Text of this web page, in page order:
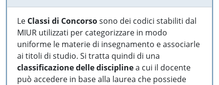
Le Classi di Concorsosono dei codici stabiliti dal
MIUR utilizzati per categorizzare in modo
uniforme le materie di insegnamento e associarle
ai titoli di studio. Si tratta quindi di una
classificazione delle disciplinea cui il docente
può accedere in base alla laurea che possiede